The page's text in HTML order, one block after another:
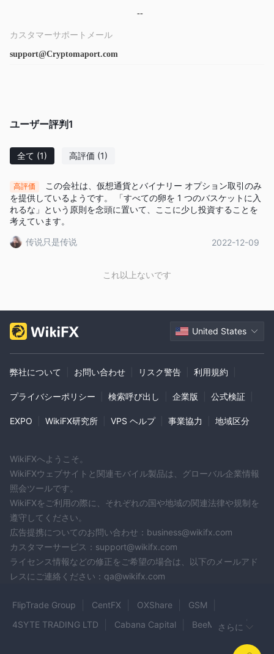
--
カスタマーサポートメール
support@Cryptomaport.com
ユーザー評判1
全て (1) 高評価 (1)
高評価
この会社は、仮想通貨とバイナリー オプション取引のみ
を提供しているようです。 「すべての卵を 1 つのバスケットに入
れるな」という原則を念頭に置いて、ここに少し投資することを
考えています。
传说只是传说
2022-12-09
これ以上ないです
United States
弊社について お問い合わせ リスク警告 利用規約
プライバシーポリシー 検索呼び出し 企業版 公式検証
EXPO WikiFX研究所 VPS ヘルプ 事業協力 地域区分
WikiFXへようこそ。
WikiFXウェブサイトと関連モバイル製品は、グローバル企業情報
照会ツールです。
WikiFXをご利用の際に、それぞれの国や地域の関連法律や規制を
遵守してください。
広告提携についてのお問い合わせ：business@wikifx.com
カスタマーサービス：support@wikifx.com
ライセンス情報などの修正をご希望の場合は、以下のメールアド
レスにご連絡ください：qa@wikifx.com
FlipTrade Group CentFX OXShare
GSM
4SYTE TRADING LTD
Cabana Capital
BeeMarkets
さらに